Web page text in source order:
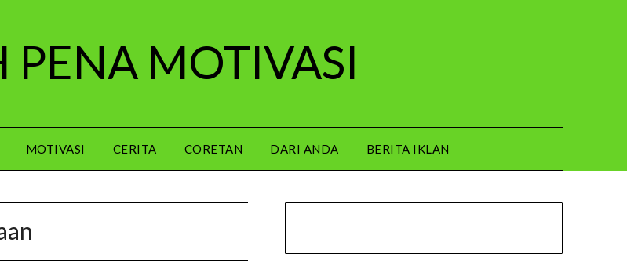
PENA MOTIVASI
MOTIVASI CERITA CORETAN DARI ANDA BERITA IKLAN